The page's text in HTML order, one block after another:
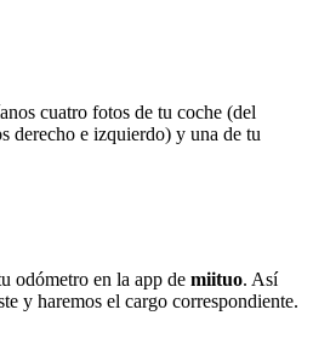
cuatro fotos de tu coche (del
derecho e izquierdo) y una de tu
odómetro en la app de miituo. Así
y haremos el cargo correspondiente.